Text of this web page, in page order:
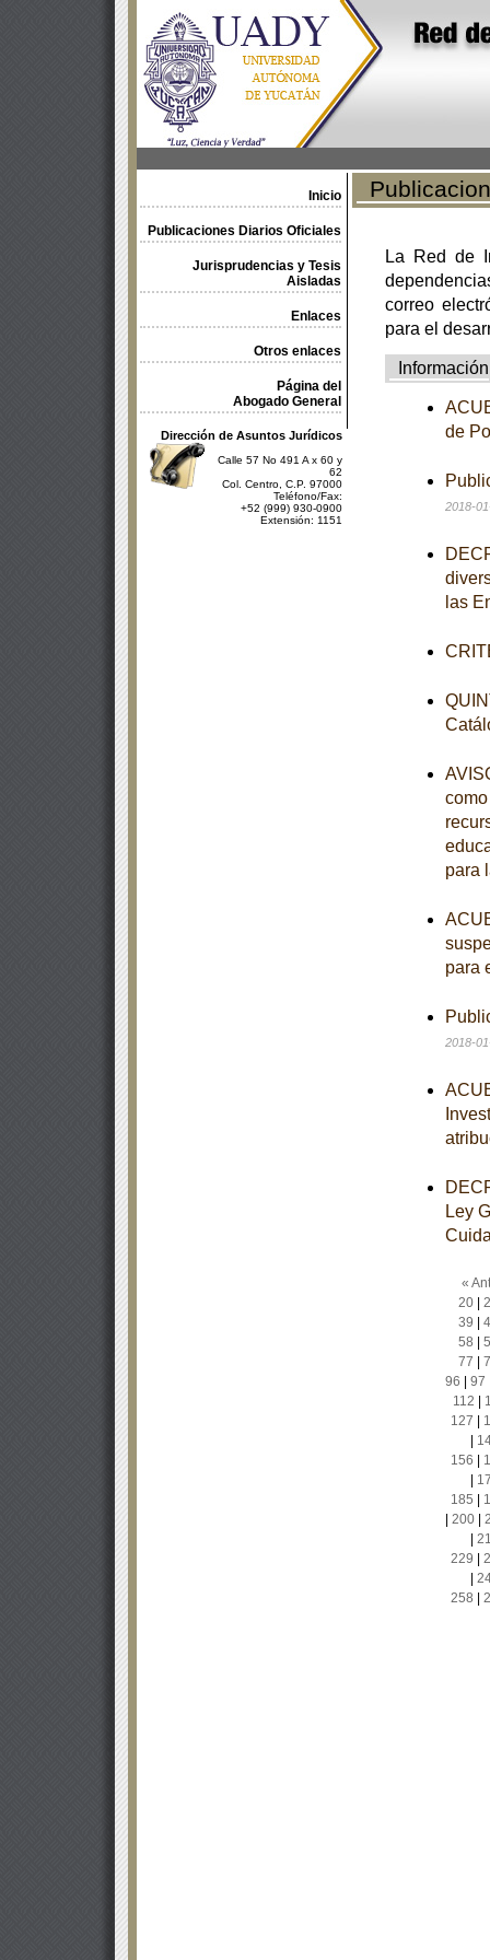
Inicio
Publicaciones Diarios Oficiales
Jurisprudencias y Tesis
Aisladas
Enlaces
Otros enlaces
Página del
Abogado General
Dirección de Asuntos Jurídicos
Calle 57 No 491 A x 60 y
62
Col. Centro, C.P. 97000
Teléfono/Fax:
+52 (999) 930-0900
Extensión: 1151
La Red de
correo
para el
Información
de
2018-
las
para
para
2018-
Ley
«
20|
39
58
77
96
97
112
127
156
185
200|
229
258